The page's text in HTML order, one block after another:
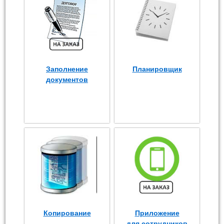
Заполнение
документов
Планировщик
Копирование
Приложение